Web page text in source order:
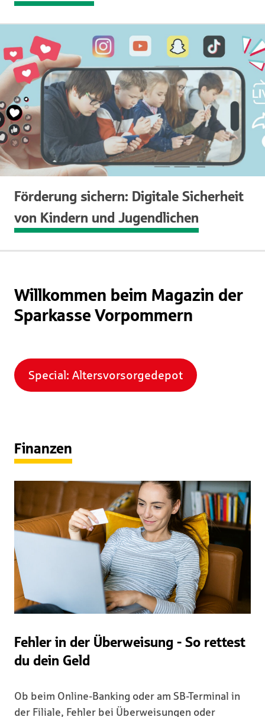
Förderung sichern: Digitale Sicherheit
von Kindern und Jugendlichen
Willkommen beim Magazin der
Sparkasse Vorpommern
Special: Altersvorsorgedepot
Finanzen
Fehler in der Überweisung - So rettest
du dein Geld
Ob beim Online-Banking oder am SB-Terminal in
der Filiale, Fehler bei Überweisungen oder